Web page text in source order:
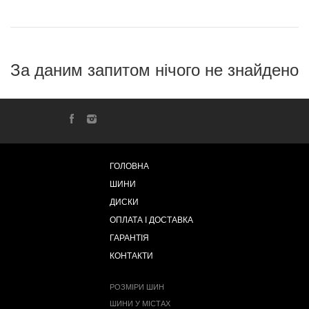
За даним запитом нічого не знайдено
ГОЛОВНА
ШИНИ
ДИСКИ
ОПЛАТА І ДОСТАВКА
ГАРАНТІЯ
КОНТАКТИ
РОЗМІРИ ШИН
ШИНИ У МІСТАХ